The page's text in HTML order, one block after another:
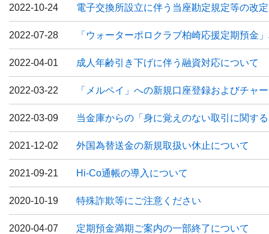
2022-10-24 電子交換所設立に伴う当座勘定規定等の改
2022-07-28 「ウォーターポロクラブ柏崎応援定期預金
2022-04-01 成人年齢引き下げに伴う融資対応について
2022-03-22 「メルペイ」への新規口座登録およびチャ
2022-03-09 当金庫からの「身に覚えのない取引に関す
2021-12-02 外国為替送金の新規取扱い休止について
2021-09-21 Hi-Co通帳の導入について
2020-10-19 特殊詐欺等にご注意ください
2020-04-07 定期預金満期ご案内の一部終了について